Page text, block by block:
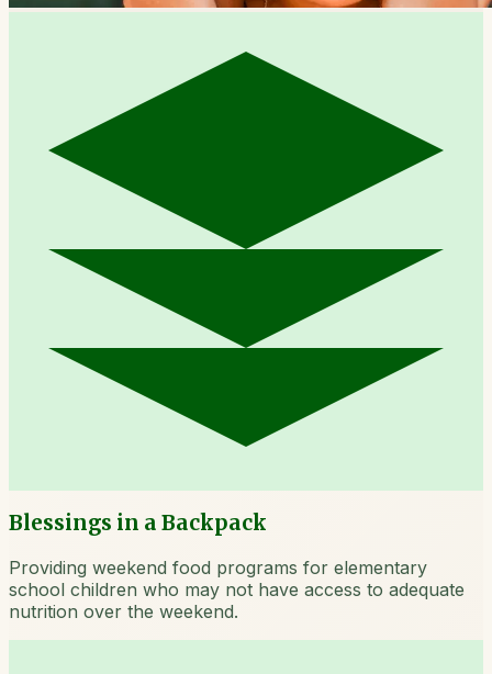
Blessings in a Backpack
Providing weekend food programs for elementary
school children who may not have access to adequate
nutrition over the weekend.